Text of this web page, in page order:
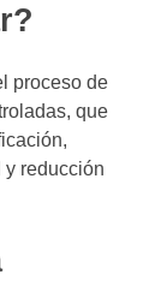
proceso de
que
y reducción